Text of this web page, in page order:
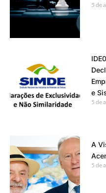
5 de
e
5 de
A
5 de